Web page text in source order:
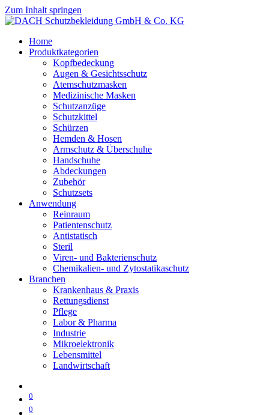
Zum Inhalt springen
Home
Produktkategorien
Kopfbedeckung
Augen & Gesichtsschutz
Atemschutzmasken
Medizinische Masken
Schutzanzüge
Schutzkittel
Schürzen
Hemden & Hosen
Armschutz & Überschuhe
Handschuhe
Abdeckungen
Zubehör
Schutzsets
Anwendung
Reinraum
Patientenschutz
Antistatisch
Steril
Viren- und Bakterienschutz
Chemikalien- und Zytostatikaschutz
Branchen
Krankenhaus & Praxis
Rettungsdienst
Pflege
Labor & Pharma
Industrie
Mikroelektronik
Lebensmittel
Landwirtschaft
0
0